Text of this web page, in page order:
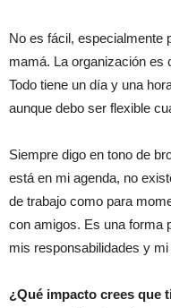
No es fácil, especialmente
mamá. La organización es
Todo tiene un día y una
aunque debo ser flexible
Siempre digo en tono de
está en mi agenda, no
de trabajo como para
con amigos. Es una forma
mis responsabilidades y
¿Qué impacto crees que